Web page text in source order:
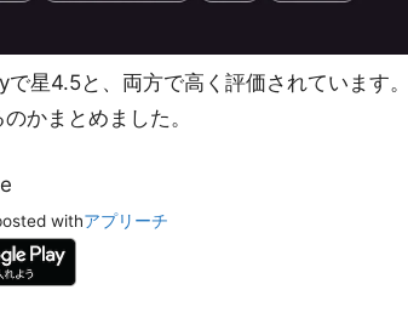
星4.5と、両方で高く評価されています。
かまとめました。
withアプリーチ